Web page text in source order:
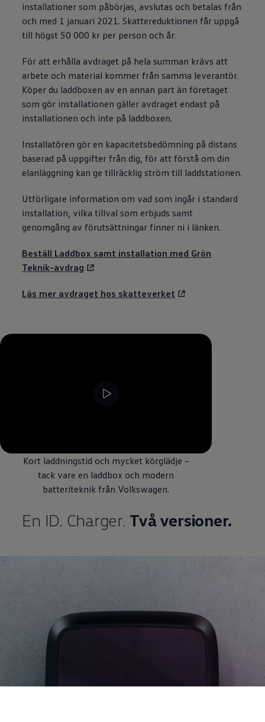
installationer som påbörjas, avslutas och betalas från
och med 1 januari 2021. Skattereduktionen får uppgå
till högst 50 000 kr per person och år.
För att erhålla avdraget på hela summan krävs att
arbete och material kommer från samma leverantör.
Köper du laddboxen av en annan part än företaget
som gör installationen gäller avdraget endast på
installationen och inte på laddboxen.
Installatören gör en kapacitetsbedömning på distans
baserad på uppgifter från dig, för att förstå om din
elanläggning kan ge tillräcklig ström till laddstationen.
Utförligare information om vad som ingår i standard
installation, vilka tillval som erbjuds samt
genomgång av förutsättningar finner ni i länken.
Beställ Laddbox samt installation med Grön
Teknik-avdrag
Läs mer avdraget hos skatteverket
Kort laddningstid och mycket körglädje –
tack vare en laddbox och modern
batteriteknik från Volkswagen.
En ID. Charger. Två versioner.